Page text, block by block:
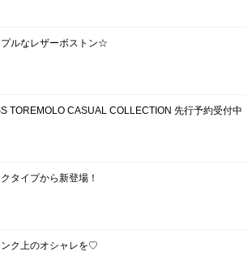
ルなレザーボストン☆
TOREMOLO CASUAL COLLECTION 先行予約受付中
タイプから新登場！
ンク上のオシャレを♡